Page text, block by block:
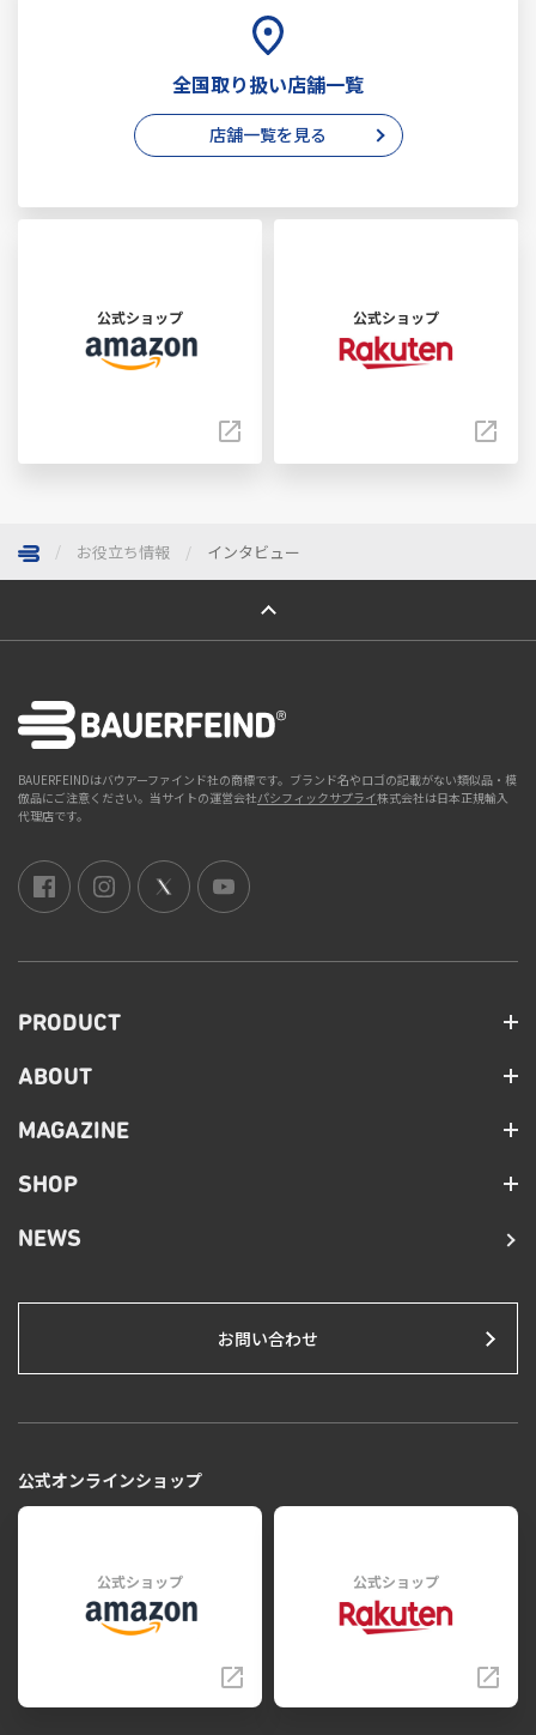
全国取り扱い店舗一覧
店舗一覧を見る
公式ショップ 公式ショップ
お役立ち情報 インタビュー
ページトップへ
BAUERFEINDはバウアーファインド社の商標です。ブランド名やロゴの記載がない類似品・模
倣品にご注意ください。当サイトの運営会社パシフィックサプライ株式会社は日本正規輸入
代理店です。
PRODUCT
ABOUT
MAGAZINE
SHOP
NEWS
お問い合わせ
公式オンラインショップ
公式ショップ 公式ショップ